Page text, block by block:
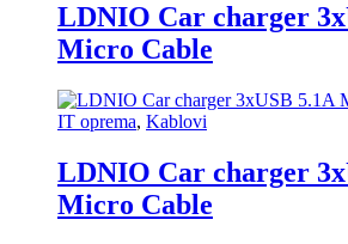
LDNIO Car charger
Micro Cable
IT oprema, Kablovi
LDNIO Car charger
Micro Cable